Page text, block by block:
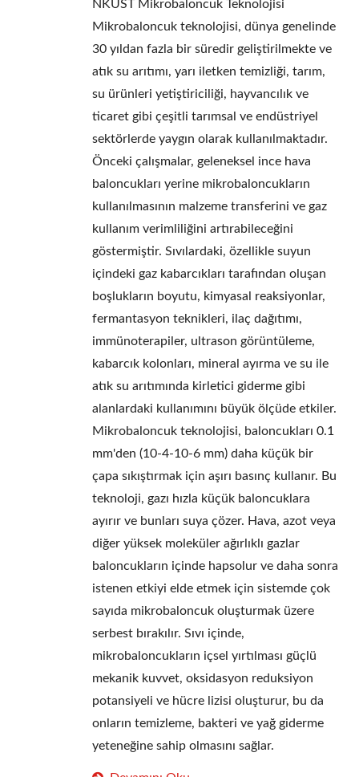
NKUST Mikrobaloncuk Teknolojisi
Mikrobaloncuk teknolojisi, dünya genelinde
30 yıldan fazla bir süredir geliştirilmekte ve
atık su arıtımı, yarı iletken temizliği, tarım,
su ürünleri yetiştiriciliği, hayvancılık ve
ticaret gibi çeşitli tarımsal ve endüstriyel
sektörlerde yaygın olarak kullanılmaktadır.
Önceki çalışmalar, geleneksel ince hava
baloncukları yerine mikrobaloncukların
kullanılmasının malzeme transferini ve gaz
kullanım verimliliğini artırabileceğini
göstermiştir. Sıvılardaki, özellikle suyun
içindeki gaz kabarcıkları tarafından oluşan
boşlukların boyutu, kimyasal reaksiyonlar,
fermantasyon teknikleri, ilaç dağıtımı,
immünoterapiler, ultrason görüntüleme,
kabarcık kolonları, mineral ayırma ve su ile
atık su arıtımında kirletici giderme gibi
alanlardaki kullanımını büyük ölçüde etkiler.
Mikrobaloncuk teknolojisi, baloncukları 0.1
mm'den (10-4-10-6 mm) daha küçük bir
çapa sıkıştırmak için aşırı basınç kullanır. Bu
teknoloji, gazı hızla küçük baloncuklara
ayırır ve bunları suya çözer. Hava, azot veya
diğer yüksek moleküler ağırlıklı gazlar
baloncukların içinde hapsolur ve daha sonra
istenen etkiyi elde etmek için sistemde çok
sayıda mikrobaloncuk oluşturmak üzere
serbest bırakılır. Sıvı içinde,
mikrobaloncukların içsel yırtılması güçlü
mekanik kuvvet, oksidasyon reduksiyon
potansiyeli ve hücre lizisi oluşturur, bu da
onların temizleme, bakteri ve yağ giderme
yeteneğine sahip olmasını sağlar.